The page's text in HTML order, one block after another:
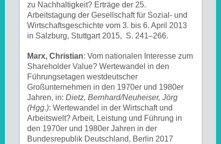
zu Nachhaltigkeit? Erträge der 25.
Arbeitstagung der Gesellschaft für Sozial- und
Wirtschaftsgeschichte vom 3. bis 6. April 2013
in Salzburg, Stuttgart 2015, S. 241–266.
Marx, Christian: Vom nationalen Interesse zum
Shareholder Value? Wertewandel in den
Führungsetagen westdeutscher
Großunternehmen in den 1970er und 1980er
Jahren, in: Dietz, Bernhard/Neuheiser, Jörg
(Hgg.): Wertewandel in der Wirtschaft und
Arbeitswelt? Arbeit, Leistung und Führung in
den 1970er und 1980er Jahren in der
Bundesrepublik Deutschland, Berlin 2017